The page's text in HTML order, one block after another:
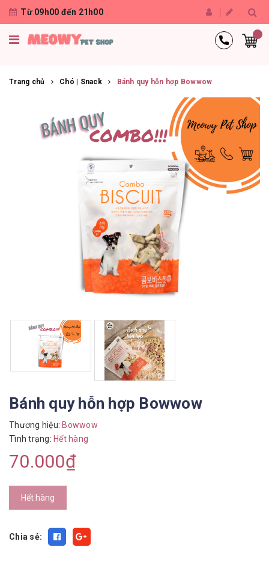
Từ 09h00 đến 21h00
Trang chủ Chó | Snack Bánh quy hỗn hợp Bowwow
Bánh quy hỗn hợp Bowwow
Thương hiệu: Bowwow
Tình trạng: Hết hàng
70.000₫
Hết hàng
Chia sẻ: